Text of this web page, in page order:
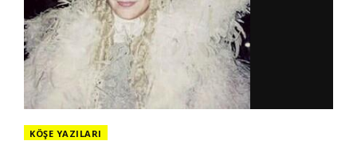
KÖŞE YAZILARI